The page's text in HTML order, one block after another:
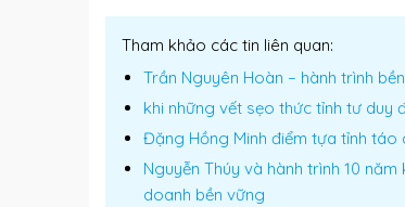
Tham khảo các tin liên quan:
Trần Nguyên Hoàn – hành trình
khi những vết sẹo thức tỉnh tư duy
Đặng Hồng Minh điểm tựa tỉnh
Nguyễn Thúy và hành trình 10
doanh bền vững